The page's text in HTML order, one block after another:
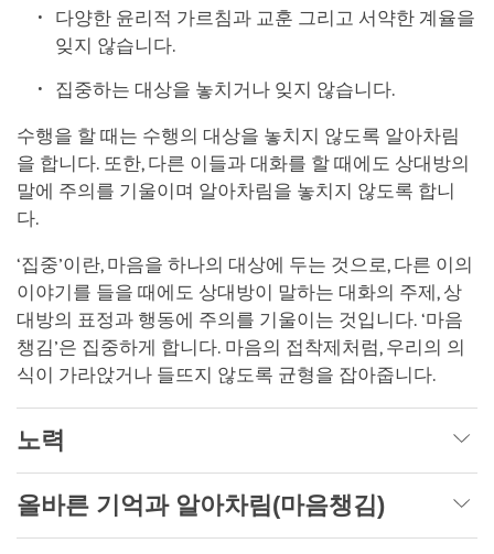
다양한 윤리적 가르침과 교훈 그리고 서약한 계율을
잊지 않습니다.
집중하는 대상을 놓치거나 잊지 않습니다.
수행을 할 때는 수행의 대상을 놓치지 않도록 알아차림
을 합니다. 또한, 다른 이들과 대화를 할 때에도 상대방의
말에 주의를 기울이며 알아차림을 놓치지 않도록 합니
다.
‘집중’이란, 마음을 하나의 대상에 두는 것으로, 다른 이의
이야기를 들을 때에도 상대방이 말하는 대화의 주제, 상
대방의 표정과 행동에 주의를 기울이는 것입니다. ‘마음
챙김’은 집중하게 합니다. 마음의 접착제처럼, 우리의 의
식이 가라앉거나 들뜨지 않도록 균형을 잡아줍니다.
노력
올바른 기억과 알아차림(마음챙김)